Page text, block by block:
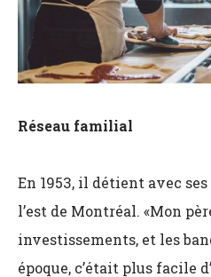
Réseau familial
En 1953, il détient avec
l’est de Montréal. «Mon
investissements, et les
époque, c’était plus facile